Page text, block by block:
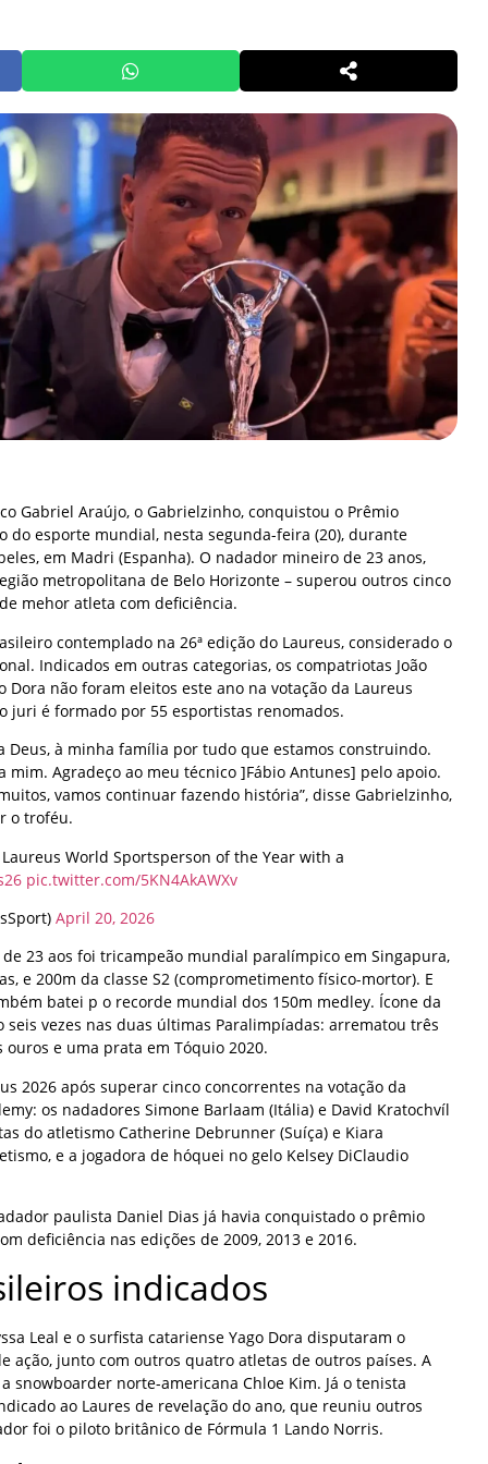
Gabriel Araújo, o Gabrielzinho, conquistou o Prêmio
do esporte mundial, nesta segunda-feira (20), durante
em Madri (Espanha). O nadador mineiro de 23 anos,
metropolitana de Belo Horizonte – superou outros cinco
mehor atleta com deficiência.
contemplado na 26ª edição do Laureus, considerado o
Indicados em outras categorias, os compatriotas João
Dora não foram eleitos este ano na votação da Laureus
juri é formado por 55 esportistas renomados.
Deus, à minha família por tudo que estamos construindo.
mim. Agradeço ao meu técnico ]Fábio Antunes] pelo apoio.
vamos continuar fazendo história”, disse Gabrielzinho,
o troféu.
World Sportsperson of the Year with a
pic.twitter.com/5KN4AkAWXv
April 20, 2026
23 aos foi tricampeão mundial paralímpico em Singapura,
e 200m da classe S2 (comprometimento físico-mortor). E
batei p o recorde mundial dos 150m medley. Ícone da
seis vezes nas duas últimas Paralimpíadas: arrematou três
ouros e uma prata em Tóquio 2020.
2026 após superar cinco concorrentes na votação da
os nadadores Simone Barlaam (Itália) e David Kratochvíl
do atletismo Catherine Debrunner (Suíça) e Kiara
e a jogadora de hóquei no gelo Kelsey DiClaudio
paulista Daniel Dias já havia conquistado o prêmio
deficiência nas edições de 2009, 2013 e 2016.
indicados
Leal e o surfista catariense Yago Dora disputaram o
ação, junto com outros quatro atletas de outros países. A
snowboarder norte-americana Chloe Kim. Já o tenista
ao Laures de revelação do ano, que reuniu outros
foi o piloto britânico de Fórmula 1 Lando Norris.